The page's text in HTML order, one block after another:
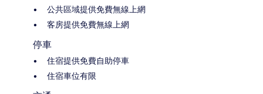
公共區域提供免費無線上網
客房提供免費無線上網
停車
住宿提供免費自助停車
住宿車位有限